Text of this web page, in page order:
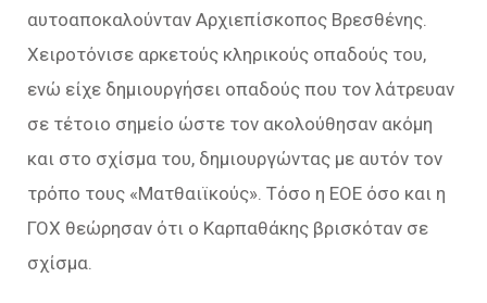
αυτοαποκαλούνταν Αρχιεπίσκοπος Βρεσθένης.
Χειροτόνισε αρκετούς κληρικούς οπαδούς του,
ενώ είχε δημιουργήσει οπαδούς που τον λάτρευαν
σε τέτοιο σημείο ώστε τον ακολούθησαν ακόμη
και στο σχίσμα του, δημιουργώντας με αυτόν τον
τρόπο τους «Ματθαιϊκούς». Τόσο η ΕΟΕ όσο και η
ΓΟΧ θεώρησαν ότι ο Καρπαθάκης βρισκόταν σε
σχίσμα.